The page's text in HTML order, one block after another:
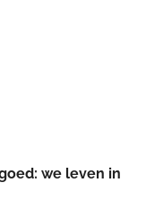
we leven in